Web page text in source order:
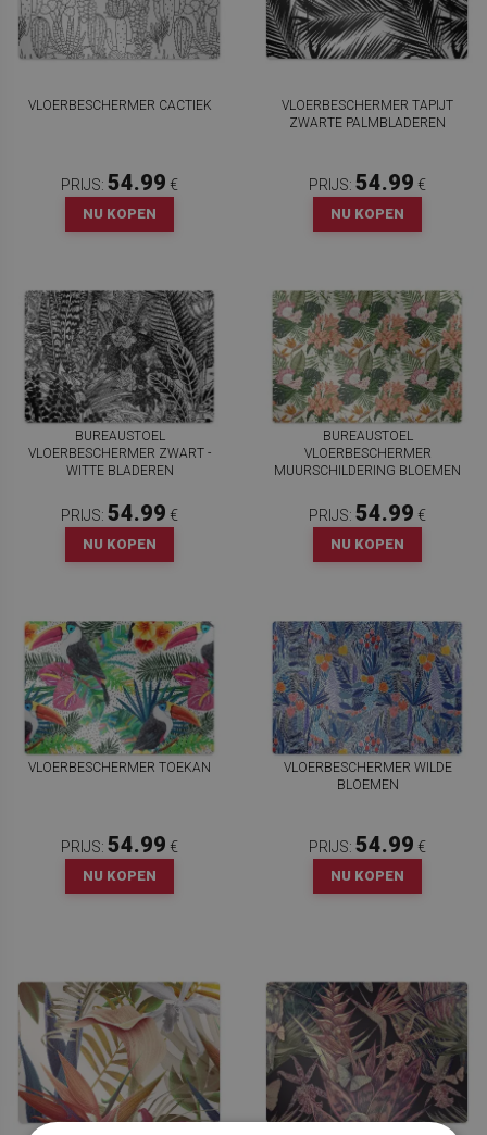
VLOERBESCHERMER CACTIEK
PRIJS: 54.99 €
NU KOPEN
VLOERBESCHERMER TAPIJT
ZWARTE PALMBLADEREN
PRIJS: 54.99 €
NU KOPEN
BUREAUSTOEL
VLOERBESCHERMER ZWART -
WITTE BLADEREN
PRIJS: 54.99 €
NU KOPEN
BUREAUSTOEL
VLOERBESCHERMER
MUURSCHILDERING BLOEMEN
PRIJS: 54.99 €
NU KOPEN
VLOERBESCHERMER TOEKAN
PRIJS: 54.99 €
NU KOPEN
VLOERBESCHERMER WILDE
BLOEMEN
PRIJS: 54.99 €
NU KOPEN